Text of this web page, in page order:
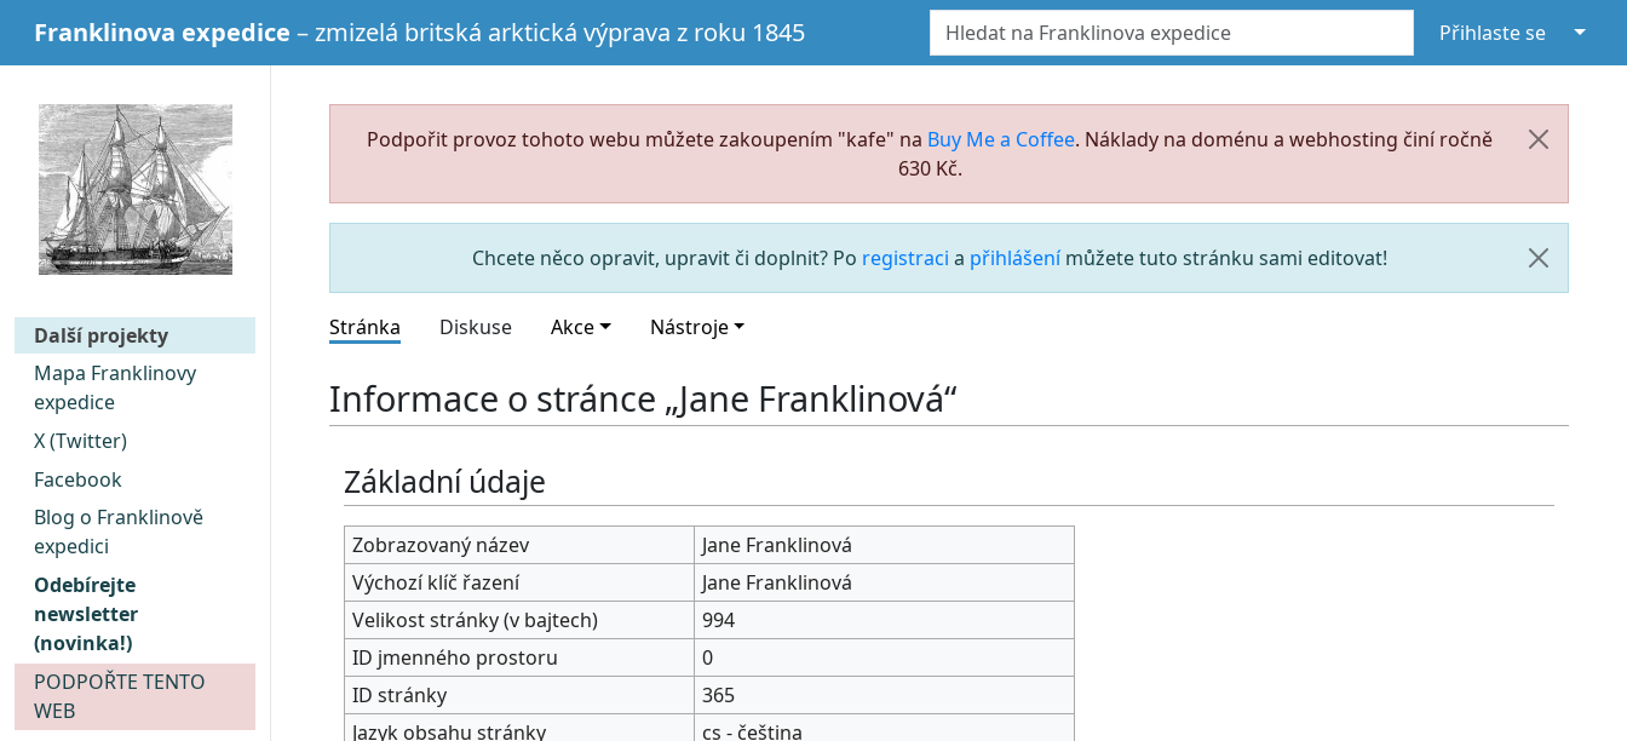
Franklinova expedice – zmizelá britská arktická výprava z roku 1845 Přihlaste se ↓
Další projekty
Mapa Franklinovy
expedice
X (Twitter)
Facebook
Blog o Franklinově
expedici
Odebírejte
newsletter
(novinka!)
PODPOŘTE TENTO
WEB
Podpořit provoz tohoto webu můžete zakoupením "kafe" na Buy Me a Coffee. Náklady na doménu a webhosting činí ročně
630 Kč.
Chcete něco opravit, upravit či doplnit? Po registraci a přihlášenímůžete tuto stránku sami editovat!
Stránka Diskuse Akce Nástroje
Informace o stránce „Jane Franklinová“
Základní údaje
Zobrazovaný název
Jane Franklinová
Výchozí klíč řazení
Jane Franklinová
Velikost stránky (v bajtech)
994
ID jmenného prostoru
0
ID stránky
365
Jazyk obsahu stránky
cs - čeština